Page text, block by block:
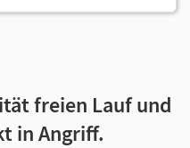
freien Lauf und
in Angriff.